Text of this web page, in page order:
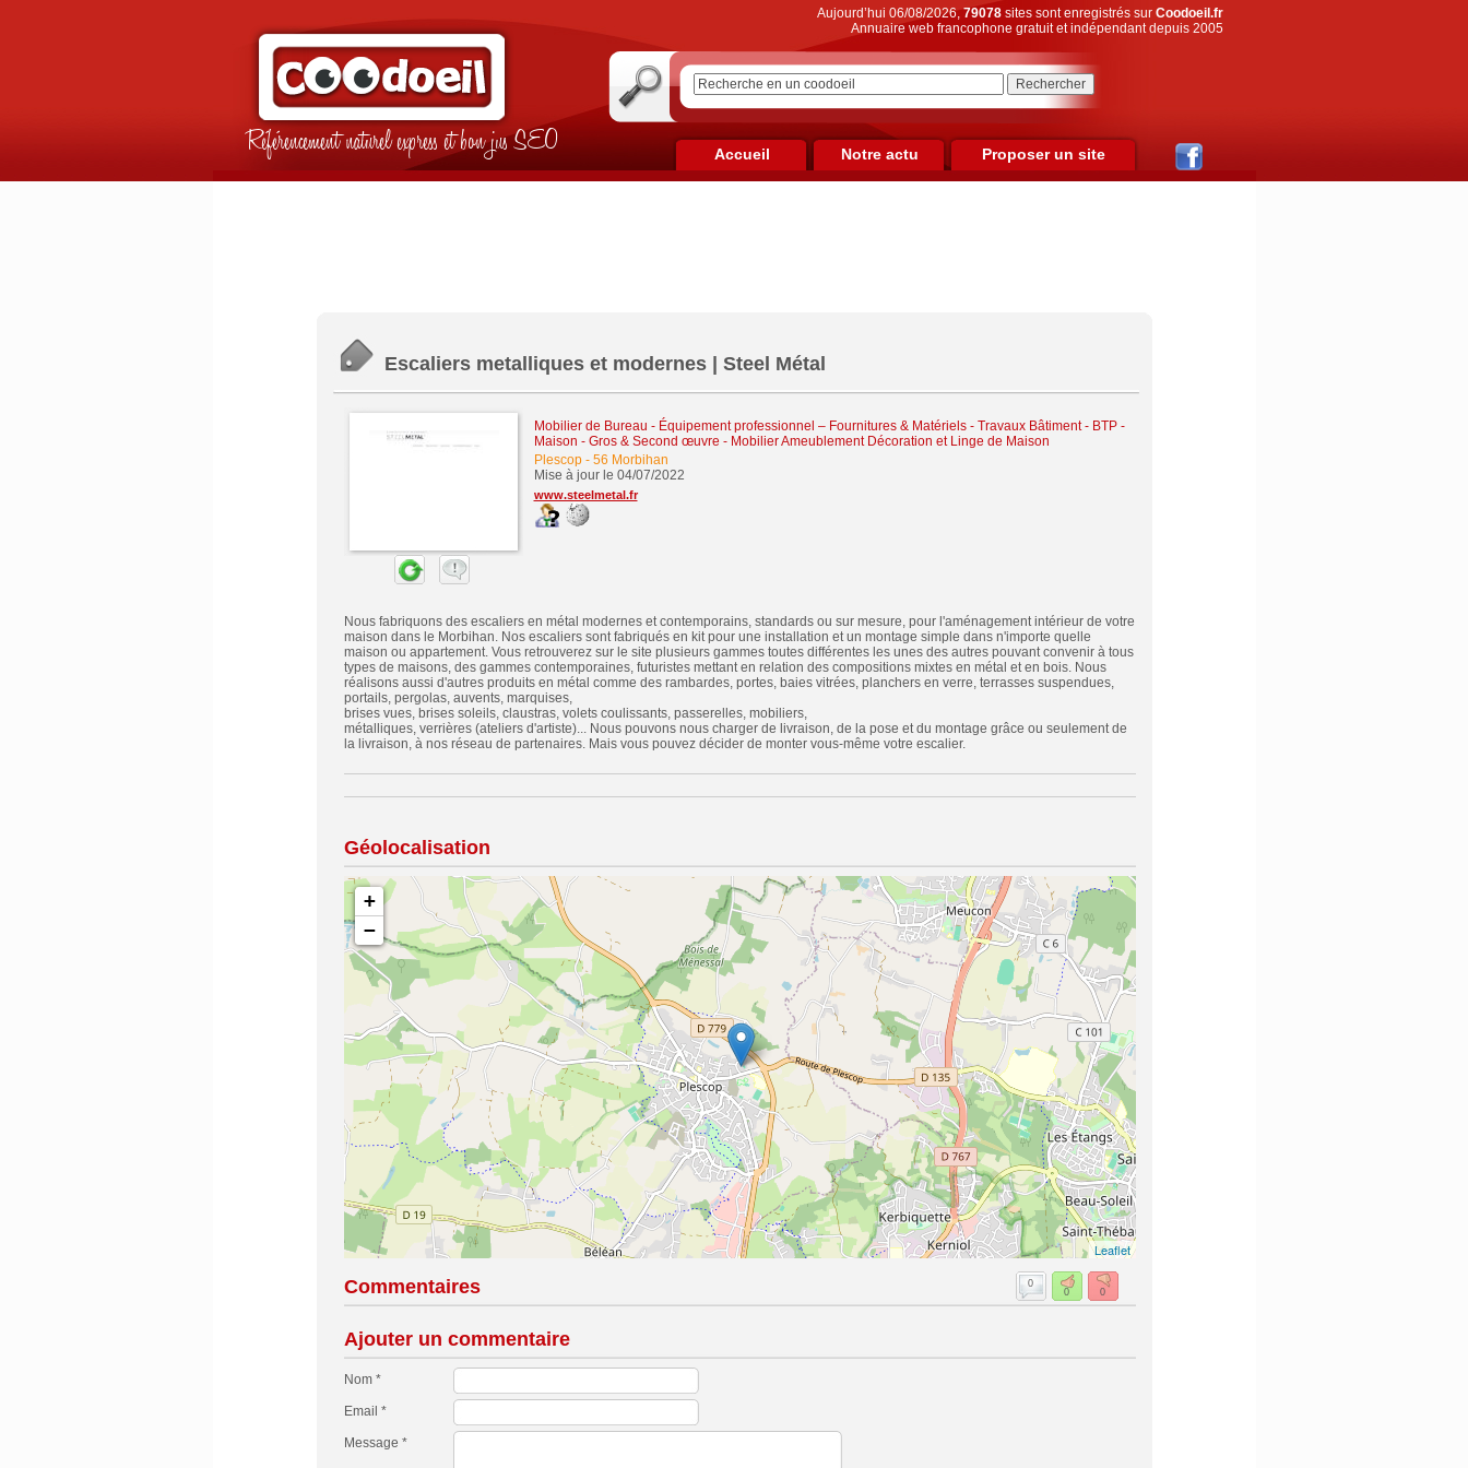
Référencement naturel express et bon jus SEO
Aujourd’hui 06/08/2026,79078sites sont enregistrés sur Coodoeil.fr
Annuaire web francophone gratuit et indépendant depuis 2005
Accueil Notre actu Proposer un site
Escaliers metalliques et modernes | Steel Métal
Mobilier de Bureau - Équipement professionnel – Fournitures & Matériels- Travaux Bâtiment - BTP -
Maison - Gros & Second œuvre - Mobilier Ameublement Décoration et Linge de Maison
Plescop- 56 Morbihan
Mise à jour le 04/07/2022
www.steelmetal.fr
Nous fabriquons des escaliers en métal modernes et contemporains, standards ou sur mesure, pour l'aménagement intérieur de votre
maison dans le Morbihan. Nos escaliers sont fabriqués en kit pour une installation et un montage simple dans n'importe quelle
maison ou appartement. Vous retrouverez sur le site plusieurs gammes toutes différentes les unes des autres pouvant convenir à tous
types de maisons, des gammes contemporaines, futuristes mettant en relation des compositions mixtes en métal et en bois. Nous
réalisons aussi d'autres produits en métal comme des rambardes, portes, baies vitrées, planchers en verre, terrasses suspendues,
portails, pergolas, auvents, marquises,
brises vues, brises soleils, claustras, volets coulissants, passerelles, mobiliers,
métalliques, verrières (ateliers d'artiste)... Nous pouvons nous charger de livraison, de la pose et du montage grâce ou seulement de
la livraison, à nos réseau de partenaires. Mais vous pouvez décider de monter vous-même votre escalier.
Géolocalisation
+
−
Leaflet
Commentaires
0
0
0
Ajouter un commentaire
Nom *
Email *
Message *